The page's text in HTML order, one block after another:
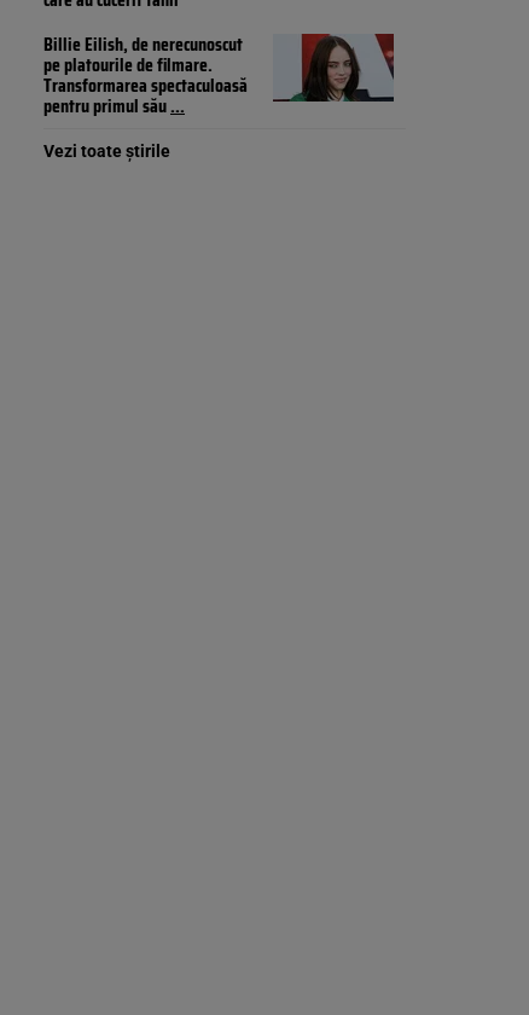
Billie Eilish, de nerecunoscut
pe platourile de filmare.
Transformarea spectaculoasă
pentru primul său...
Vezi toate știrile